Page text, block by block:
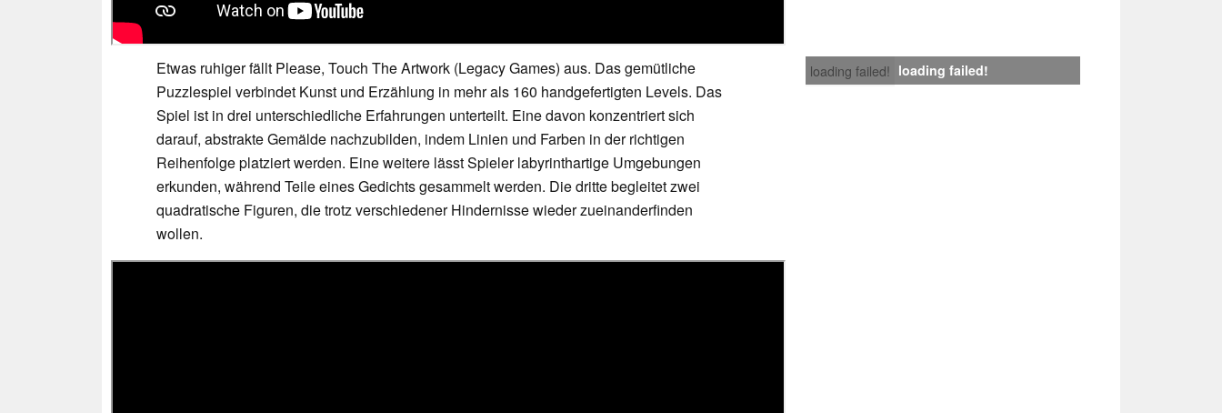
loading failed! loading failed!
Etwas ruhiger fällt Please, Touch The Artwork (Legacy Games) aus. Das gemütliche
Puzzlespiel verbindet Kunst und Erzählung in mehr als 160 handgefertigten Levels. Das
Spiel ist in drei unterschiedliche Erfahrungen unterteilt. Eine davon konzentriert sich
darauf, abstrakte Gemälde nachzubilden, indem Linien und Farben in der richtigen
Reihenfolge platziert werden. Eine weitere lässt Spieler labyrinthartige Umgebungen
erkunden, während Teile eines Gedichts gesammelt werden. Die dritte begleitet zwei
quadratische Figuren, die trotz verschiedener Hindernisse wieder zueinanderfinden
wollen.